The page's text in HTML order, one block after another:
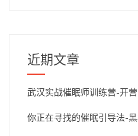
近期文章
武汉实战催眠师训练营-开
你正在寻找的催眠引导法-